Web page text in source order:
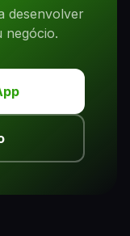
desenvolver
negócio.